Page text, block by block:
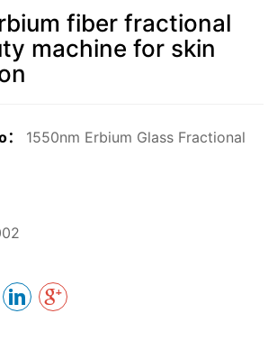
fiber fractional
machine for skin
1550nm Erbium Glass Fractional